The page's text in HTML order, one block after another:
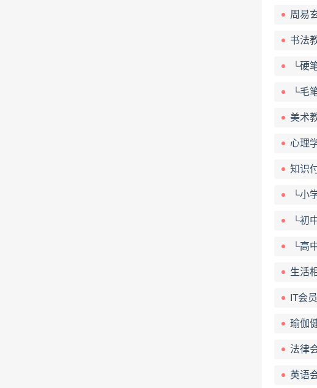
周易
书法
└硬
└毛
美术
心理
知识
└小
└初
└高
生活
IT会员
瑜伽
法律
英语